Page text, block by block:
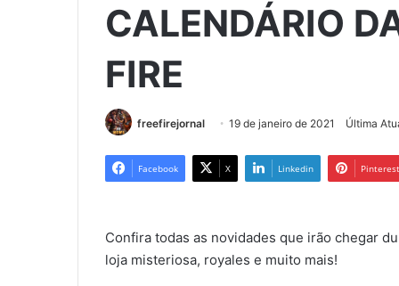
CALENDÁRIO
FIRE
freefirejornal 19 de janeiro de 2021 Última
Facebook X Linkedin Pinterest
Confira todas as novidades que irão chegar
loja misteriosa, royales e muito mais!